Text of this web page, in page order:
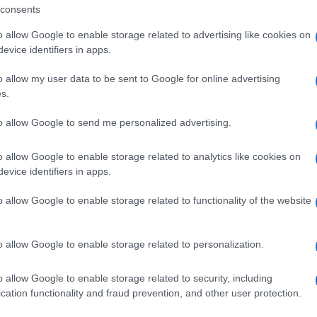
allow Google to enable storage related to advertising like cookies on
identifiers in apps.
allow my user data to be sent to Google for online advertising
allow Google to send me personalized advertising.
allow Google to enable storage related to analytics like cookies on
identifiers in apps.
allow Google to enable storage related to functionality of the website
allow Google to enable storage related to personalization.
allow Google to enable storage related to security, including
functionality and fraud prevention, and other user protection.
classe 1999, di Napoli. Esordisce nel
che diventa disco di platino dalla FIMI
livello nazionale. nel 2020 e 2021 ha
scena hip hop italiana e i suoi singoli
In piazza” e “Fendi Belt ” sono stati
è la volta di Blauer, singolo apripista per
con i più importanti singoli “Mama”,
i brani “Vita sbagliata”,” Auto tedesca” e
nel marzo successivo, ha esordito in vetta
di tre mesi ha ottenuto un disco di
classe 1994 è un rapper e Producer